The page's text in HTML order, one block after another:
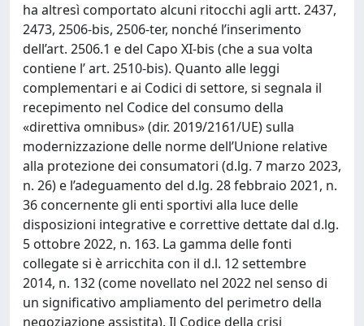
ha altresì comportato alcuni ritocchi agli artt. 2437,
2473, 2506-bis, 2506-ter, nonché l’inserimento
dell’art. 2506.1 e del Capo XI-bis (che a sua volta
contiene l’ art. 2510-bis). Quanto alle leggi
complementari e ai Codici di settore, si segnala il
recepimento nel Codice del consumo della
«direttiva omnibus» (dir. 2019/2161/UE) sulla
modernizzazione delle norme dell’Unione relative
alla protezione dei consumatori (d.lg. 7 marzo 2023,
n. 26) e l’adeguamento del d.lg. 28 febbraio 2021, n.
36 concernente gli enti sportivi alla luce delle
disposizioni integrative e correttive dettate dal d.lg.
5 ottobre 2022, n. 163. La gamma delle fonti
collegate si è arricchita con il d.l. 12 settembre
2014, n. 132 (come novellato nel 2022 nel senso di
un significativo ampliamento del perimetro della
negoziazione assistita). Il Codice della crisi